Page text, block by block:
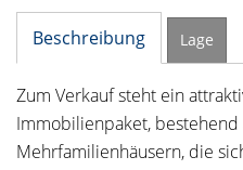
Beschreibung Lage
Zum Verkauf steht ein
Immobilienpaket, bestehend
Mehrfamilienhäusern, die